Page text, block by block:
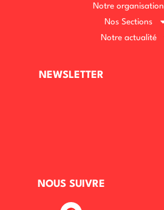
Notre organisation
Nos Sections
Notre actualité
NEWSLETTER
NOUS SUIVRE